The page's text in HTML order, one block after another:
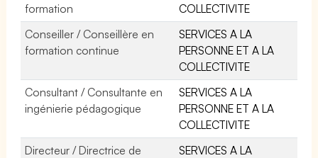
formation
COLLECTIVITE
Conseiller / Conseillère en
formation continue
SERVICES A LA
PERSONNE ET A LA
COLLECTIVITE
Consultant / Consultante en
ingénierie pédagogique
SERVICES A LA
PERSONNE ET A LA
COLLECTIVITE
Directeur / Directrice de
SERVICES A LA